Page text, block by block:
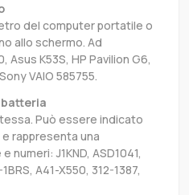
del computer portatile o
allo schermo. Ad
Asus K53S, HP Pavilion G6,
VAIO 585755.
Può essere indicato
rappresenta una
J1KND, ASD1041,
A41-X550, 312-1387,